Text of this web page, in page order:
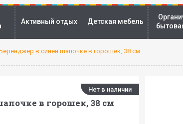
Активный отдых Детская мебель
в синей шапочке в горошек, 38 см
Нет в наличии
в горошек, 38 см